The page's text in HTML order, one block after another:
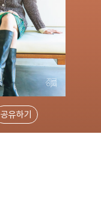
공유하기